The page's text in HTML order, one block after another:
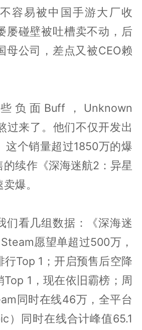
容易被中国手游大厂收
屡碰壁被吐槽卖不动，后
母公司，差点又被CEO赖
负面Buff，Unknown
过来了。他们不仅开发出
这个销量超过1850万的爆
续作《深海迷航2：异星
爆。
们看几组数据：《深海迷
愿望单超过500万，
行Top 1；开启预售后空降
1，现在依旧霸榜；周
同时在线46万，全平台
）同时在线合计峰值65.1